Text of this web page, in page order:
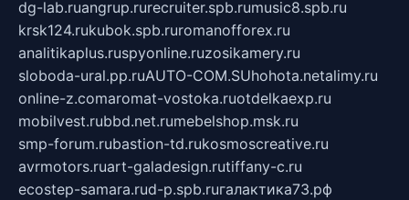
dg-lab.ruangrup.rurecruiter.spb.rumusic8.spb.ru
krsk124.rukubok.spb.ruromanofforex.ru
analitikaplus.ruspyonline.ruzosikamery.ru
sloboda-ural.pp.ruAUTO-COM.SUhohota.netalimy.ru
online-z.comaromat-vostoka.ruotdelkaexp.ru
mobilvest.rubbd.net.rumebelshop.msk.ru
smp-forum.rubastion-td.rukosmoscreative.ru
avrmotors.ruart-galadesign.rutiffany-c.ru
ecostep-samara.rud-p.spb.ruгалактика73.рф